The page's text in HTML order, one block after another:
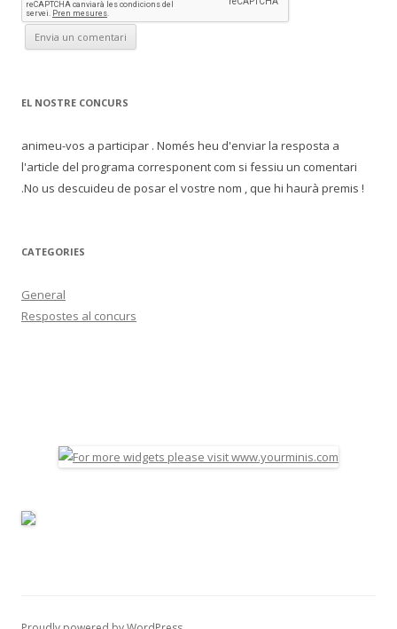
EL NOSTRE CONCURS
animeu-vos a participar . Només heu d'enviar la resposta a
l'article del programa corresponent com si fessiu un comentari
.No us descuideu de posar el vostre nom , que hi haurà premis !
CATEGORIES
General
Respostes al concurs